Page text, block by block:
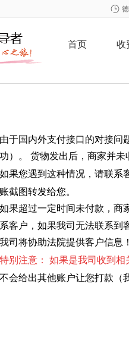
首页 收
由于国内外支付接口的对接问
功）。 货物发出后，商家并
如果您遇到这种情况，请联系
账截图转发给您。
如果超过一定时间未付款，商
系客户，如果我司无法联系到
我司将协助法院提供客户信息
特别注意： 如果是我司收到
不会给出其他账户让您打款（